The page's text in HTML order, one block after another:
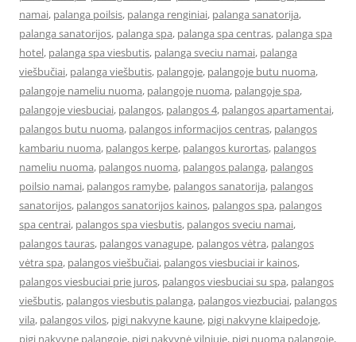
namai, palanga poilsis, palanga renginiai, palanga sanatorija,
palanga sanatorijos, palanga spa, palanga spa centras, palanga spa
hotel, palanga spa viesbutis, palanga sveciu namai, palanga
viešbučiai, palanga viešbutis, palangoje, palangoje butu nuoma,
palangoje nameliu nuoma, palangoje nuoma, palangoje spa,
palangoje viesbuciai, palangos, palangos 4, palangos apartamentai,
palangos butu nuoma, palangos informacijos centras, palangos
kambariu nuoma, palangos kerpe, palangos kurortas, palangos
nameliu nuoma, palangos nuoma, palangos palanga, palangos
poilsio namai, palangos ramybe, palangos sanatorija, palangos
sanatorijos, palangos sanatorijos kainos, palangos spa, palangos
spa centrai, palangos spa viesbutis, palangos sveciu namai,
palangos tauras, palangos vanagupe, palangos vėtra, palangos
vėtra spa, palangos viešbučiai, palangos viesbuciai ir kainos,
palangos viesbuciai prie juros, palangos viesbuciai su spa, palangos
viešbutis, palangos viesbutis palanga, palangos viezbuciai, palangos
vila, palangos vilos, pigi nakvyne kaune, pigi nakvyne klaipedoje,
pigi nakvyne palangoje, pigi nakvynė vilniuje, pigi nuoma palangoje,